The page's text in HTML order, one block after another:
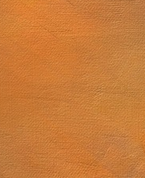
Sol. 6 a 20 de junio de